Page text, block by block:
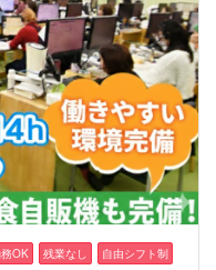
OK 残業なし
自由シフト制